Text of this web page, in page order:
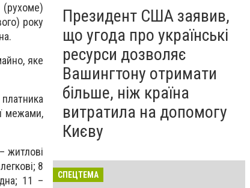
(рухоме)
року
яке
межами,
житлові
8
11 –
Президент США заявив,
що угода про українські
ресурси дозволяє
Вашингтону отримати
більше, ніж країна
витратила на допомогу
Києву
СПЕЦТЕМА